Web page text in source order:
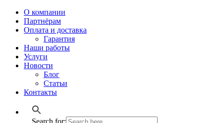
О компании
Партнёрам
Оплата и доставка
Гарантия
Наши работы
Услуги
Новости
Блог
Статьи
Контакты
Search for: